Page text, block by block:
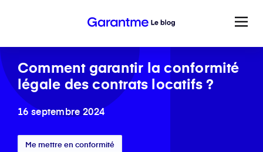
Comment garantir la conformité
légale des contrats locatifs ?
16 septembre 2024
Me mettre en conformité